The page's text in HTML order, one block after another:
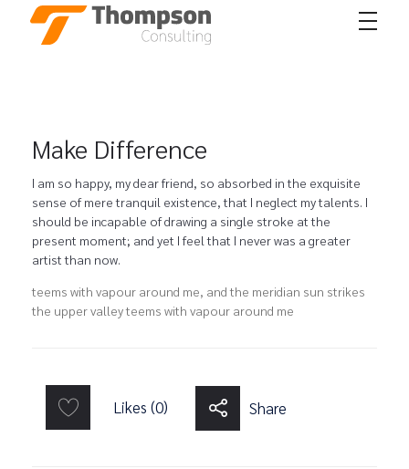
Make Difference
I am so happy, my dear friend, so absorbed in the exquisite
sense of mere tranquil existence, that I neglect my talents. I
should be incapable of drawing a single stroke at the
present moment; and yet I feel that I never was a greater
artist than now.
teems with vapour around me, and the meridian sun strikes
the upper valley teems with vapour around me
Likes (0) Share